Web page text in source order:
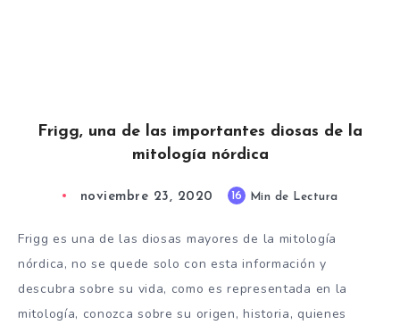
Frigg, una de las importantes diosas de la
mitología nórdica
noviembre 23, 2020 16 Min de Lectura
Frigg es una de las diosas mayores de la mitología
nórdica, no se quede solo con esta información y
descubra sobre su vida, como es representada en la
mitología, conozca sobre su origen, historia, quienes